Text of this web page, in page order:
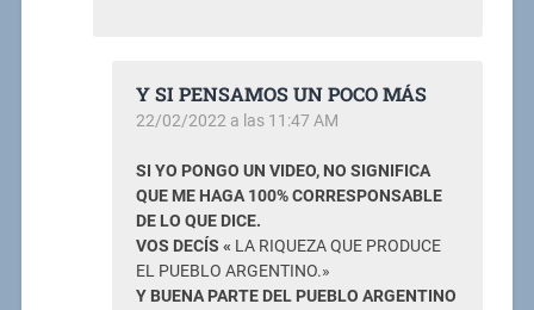
Y SI PENSAMOS UN POCO MÁS
22/02/2022 a las 11:47 AM
SI YO PONGO UN VIDEO, NO SIGNIFICA
QUE ME HAGA 100% CORRESPONSABLE
DE LO QUE DICE.
VOS DECÍS « LA RIQUEZA QUE PRODUCE
EL PUEBLO ARGENTINO.»
Y BUENA PARTE DEL PUEBLO ARGENTINO